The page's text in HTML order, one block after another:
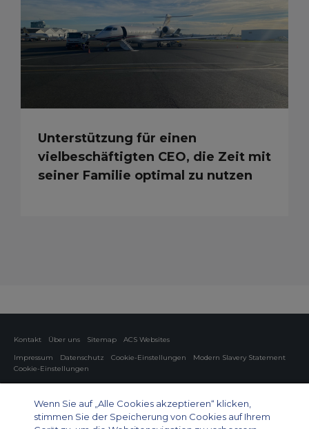
Unterstützung für einen
vielbeschäftigten CEO, die Zeit mit
seiner Familie optimal zu nutzen
Kontakt Über uns Sitemap
ACS Websites
Impressum
Datenschutz Cookie-Einstellungen
Modern Slavery Statement
Cookie-Einstellungen
Charter von Privatflugzeugen
Gruppen-Charterflüge
Cargo Charter
Private Charter App
Wenn Sie auf „Alle Cookies akzeptieren“ klicken,
stimmen Sie der Speicherung von Cookies auf Ihrem